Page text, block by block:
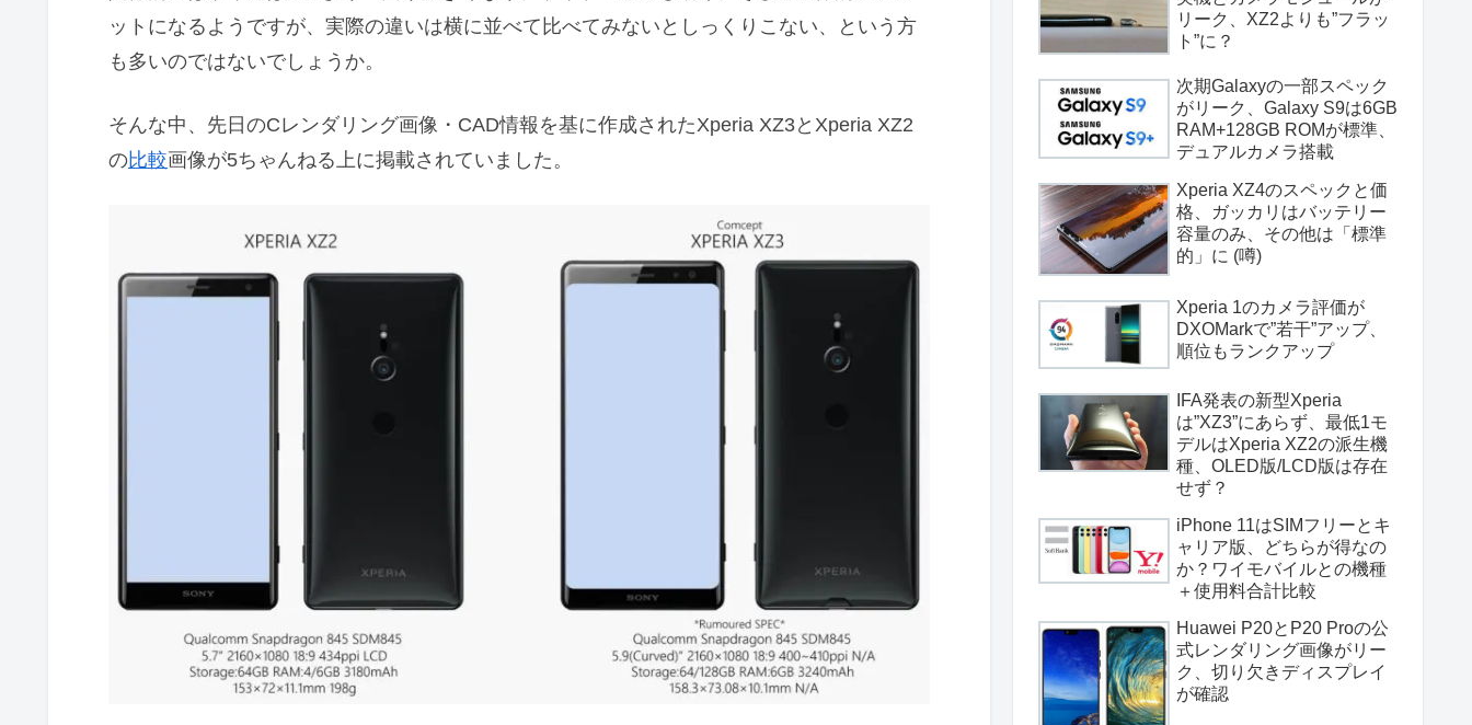
ットになるようですが、実際の違いは横に並べて比べてみないとしっくりこない、という方
も多いのではないでしょうか。
そんな中、先日のCレンダリング画像・CAD情報を基に作成されたXperia XZ3とXperia XZ2
の比較画像が5ちゃんねる上に掲載されていました。
リーク、XZ2よりも”フラッ
ト”に？
次期Galaxyの一部スペック
がリーク、Galaxy S9は6GB
RAM+128GB ROMが標準、
デュアルカメラ搭載
Xperia XZ4のスペックと価
格、ガッカリはバッテリー
容量のみ、その他は「標準
的」に (噂)
Xperia 1のカメラ評価が
DXOMarkで”若干”アップ、
順位もランクアップ
IFA発表の新型Xperia
は”XZ3”にあらず、最低1モ
デルはXperia XZ2の派生機
種、OLED版/LCD版は存在
せず？
iPhone 11はSIMフリーとキ
ャリア版、どちらが得なの
か？ワイモバイルとの機種
＋使用料合計比較
Huawei P20とP20 Proの公
式レンダリング画像がリー
ク、切り欠きディスプレイ
が確認